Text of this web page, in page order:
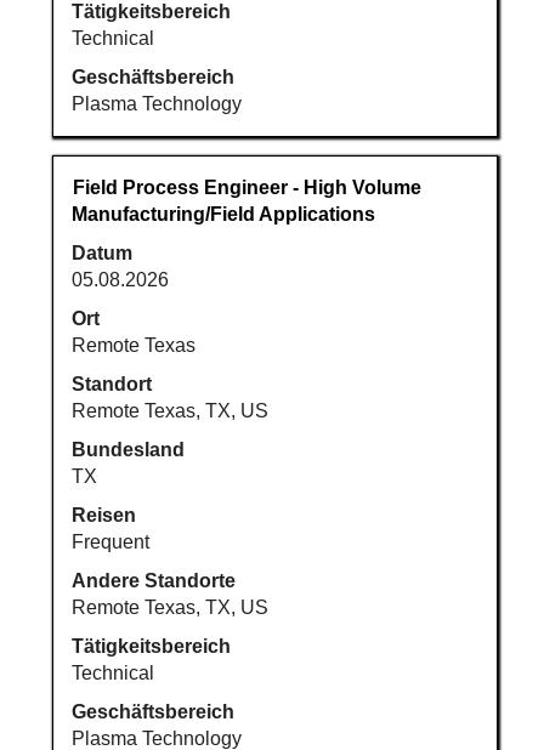
Tätigkeitsbereich
Technical
Geschäftsbereich
Plasma Technology
Stellenbezeichnung
Field Process Engineer - High Volume
Manufacturing/Field Applications
Datum
05.08.2026
Ort
Remote Texas
Standort
Remote Texas, TX, US
Bundesland
TX
Reisen
Frequent
Andere Standorte
Remote Texas, TX, US
Tätigkeitsbereich
Technical
Geschäftsbereich
Plasma Technology
Drücken
Sie
die
Leertaste,
um
die
Stelleninformationen
vollständig
anzuzeigen.